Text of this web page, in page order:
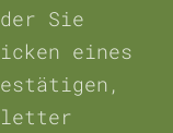
Sie
eines